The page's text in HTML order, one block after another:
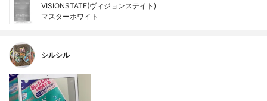
VISIONSTATE(ヴィジョンステイト)
マスターホワイト
シルシル